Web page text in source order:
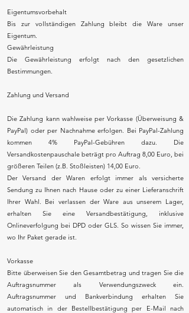
Eigentumsvorbehalt
Bis zur vollständigen Zahlung bleibt die Ware unser
Eigentum.
Gewährleistung
Die Gewährleistung erfolgt nach den gesetzlichen
Bestimmungen.
Zahlung und Versand
Die Zahlung kann wahlweise per Vorkasse (Überweisung &
PayPal) oder per Nachnahme erfolgen. Bei PayPal-Zahlung
kommen 4% PayPal-Gebühren dazu. Die
Versandkostenpauschale beträgt pro Auftrag 8,00 Euro, bei
größeren Teilen (z.B. Stoßleisten) 14,00 Euro.
Der Versand der Waren erfolgt immer als versicherte
Sendung zu Ihnen nach Hause oder zu einer Lieferanschrift
Ihrer Wahl. Bei verlassen der Ware aus unserem Lager,
erhalten Sie eine Versandbestätigung, inklusive
Onlineverfolgung bei DPD oder GLS. So wissen Sie immer,
wo Ihr Paket gerade ist.
Vorkasse
Bitte überweisen Sie den Gesamtbetrag und tragen Sie die
Auftragsnummer als Verwendungszweck ein.
Auftragsnummer und Bankverbindung erhalten Sie
automatisch in der Bestellbestätigung per E-Mail nach